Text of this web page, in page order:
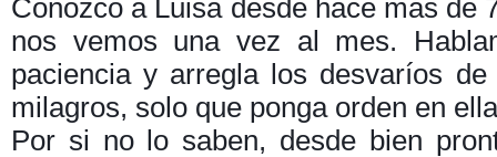
Conozco a Luisa desde hace más de
nos vemos una vez al mes.
paciencia y arregla los desvaríos
milagros, solo que ponga orden en
Por si no lo saben, desde bien